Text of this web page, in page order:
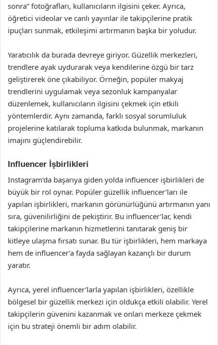
sonra” fotoğrafları, kullanıcıların ilgisini çeker. Ayrıca,
öğretici videolar ve canlı yayınlar ile takipçilerine pratik
ipuçları sunmak, etkileşimi artırmanın başka bir yoludur.
Yaratıcılık da burada devreye giriyor. Güzellik merkezleri,
trendlere ayak uydurarak veya kendilerine özgü bir tarz
geliştirerek öne çıkabiliyor. Örneğin, popüler makyaj
trendlerini uygulamak veya sezonluk kampanyalar
düzenlemek, kullanıcıların ilgisini çekmek için etkili
yöntemlerdir. Aynı zamanda, farklı sosyal sorumluluk
projelerine katılarak topluma katkıda bulunmak, markanın
imajını güçlendirebilir.
Influencer İşbirlikleri
Instagram’da başarıya giden yolda influencer işbirlikleri de
büyük bir rol oynar. Popüler güzellik influencer’ları ile
yapılan işbirlikleri, markanın görünürlüğünü artırmanın yanı
sıra, güvenilirliğini de pekiştirir. Bu influencer’lar, kendi
takipçilerine markanın hizmetlerini tanıtarak geniş bir
kitleye ulaşma fırsatı sunar. Bu tür işbirlikleri, hem markaya
hem de influencer’a fayda sağlayan kazançlı bir durum
yaratır.
Ayrıca, yerel influencer’larla yapılan işbirlikleri, özellikle
bölgesel bir güzellik merkezi için oldukça etkili olabilir. Yerel
takipçilerin güvenini kazanmak ve onları merkeze çekmek
için bu strateji önemli bir adım olabilir.